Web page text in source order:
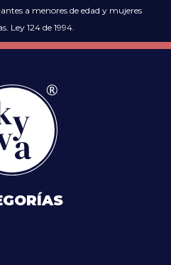
a menores de edad y mujeres
Ley 124 de 1994.